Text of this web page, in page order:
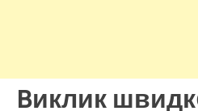
Bиклик